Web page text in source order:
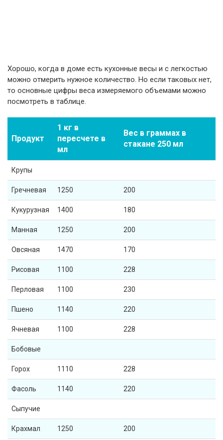
Хорошо, когда в доме есть кухонные весы и с легкостью
можно отмерить нужное количество. Но если таковых нет,
то основные цифры веса измеряемого объемами можно
посмотреть в таблице.
Продукт
1 кг в
пересчете в
мл
Вес в граммах в
стакане 250 мл
Крупы
Гречневая 1250 200
Кукурузная 1400 180
Манная 1250 200
Овсяная 1470 170
Рисовая 1100 228
Перловая 1100 230
Пшено 1140 220
Ячневая 1100 228
Бобовые
Горох 1110 228
Фасоль 1140 220
Сыпучие
Крахмал 1250 200